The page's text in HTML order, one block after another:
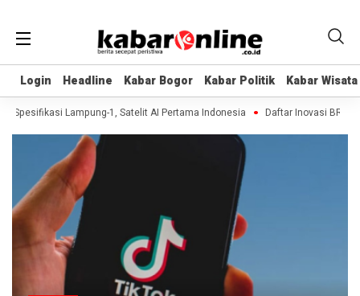
Login Headline Kabar Bogor Kabar Politik Kabar Wisata
Login Headline Kabar Bogor Kabar Politik Kabar Wisata
Lampung-1, Satelit AI Pertama Indonesia Daftar Inovasi BRIN